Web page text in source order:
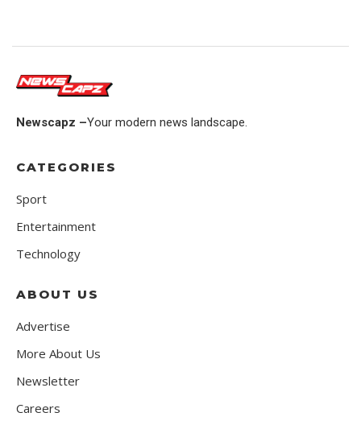
Newscapz –Your modern news landscape.
CATEGORIES
Sport
Entertainment
Technology
ABOUT US
Advertise
More About Us
Newsletter
Careers